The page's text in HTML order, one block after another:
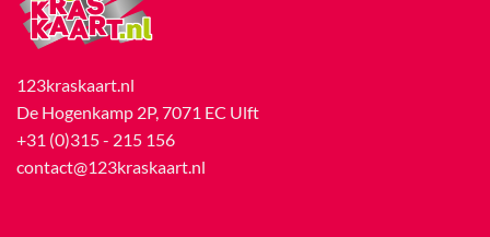
123kraskaart.nl
De Hogenkamp 2P, 7071 EC Ulft
+31 (0)315 - 215 156
contact@123kraskaart.nl